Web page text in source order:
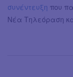
συνέντευξη που
Νέα Τηλεόραση